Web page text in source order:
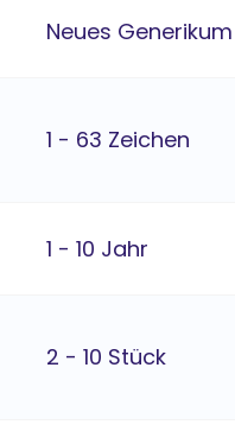
Neues Generikum
1 - 63 Zeichen
1 - 10 Jahr
2 - 10 Stück